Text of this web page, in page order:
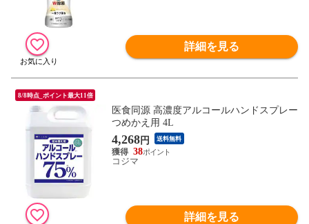
詳細を見る
8/8時点_ポイント最大11倍
医食同源 高濃度アルコールハンドスプレー
つめかえ用 4L
4,268円 送料無料
38
コジマ
詳細を見る